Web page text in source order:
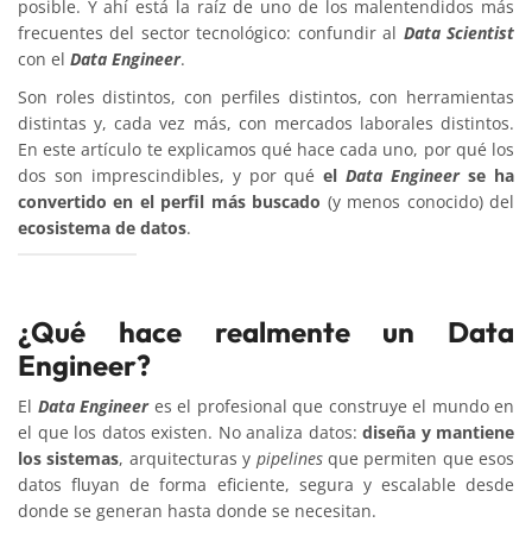
posible. Y ahí está la raíz de uno de los malentendidos más
frecuentes del sector tecnológico: confundir al Data Scientist
con el Data Engineer.
Son roles distintos, con perfiles distintos, con herramientas
distintas y, cada vez más, con mercados laborales distintos.
En este artículo te explicamos qué hace cada uno, por qué los
dos son imprescindibles, y por quéelData Engineerse ha
convertido en el perfil más buscado (y menos conocido) del
ecosistema de datos.
¿Qué hace realmente un Data
Engineer?
El Data Engineeres el profesional que construye el mundo en
el que los datos existen. No analiza datos: diseña y mantiene
los sistemas, arquitecturas y pipelinesque permiten que esos
datos fluyan de forma eficiente, segura y escalable desde
donde se generan hasta donde se necesitan.